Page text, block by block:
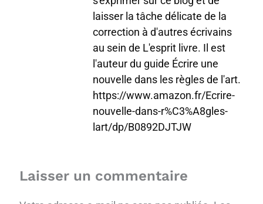
laisser la tâche délicate de la
correction à d'autres écrivains
au sein de L'esprit livre. Il est
l'auteur du guide Écrire une
nouvelle dans les règles de l'art.
https://www.amazon.fr/Ecrire-
nouvelle-dans-r%C3%A8gles-
lart/dp/B0892DJTJW
Laisser un commentaire